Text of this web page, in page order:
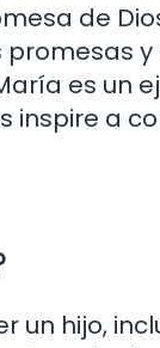
de
promesas y
es un
inspire a
un hijo,